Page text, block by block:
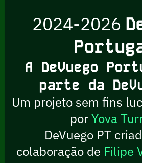
2024-2026
A DeVuego
parte da
Um projeto sem fins
porYova
DeVuego PT
colaboração de Filipe